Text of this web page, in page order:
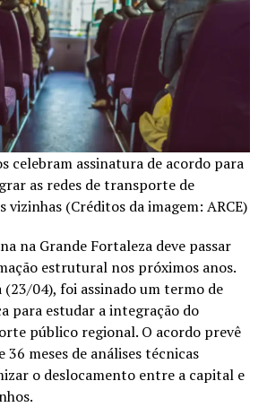
celebram assinatura de acordo para
as redes de transporte de
vizinhas (Créditos da imagem: ARCE)
na Grande Fortaleza deve passar
estrutural nos próximos anos.
04), foi assinado um termo de
para estudar a integração do
público regional. O acordo prevê
meses de análises técnicas
o deslocamento entre a capital e